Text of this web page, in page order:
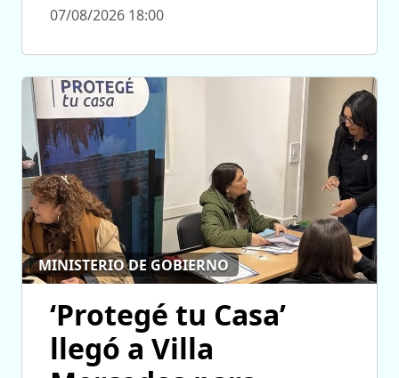
07/08/2026 18:00
MINISTERIO DE GOBIERNO
‘Protegé tu Casa’
llegó a Villa